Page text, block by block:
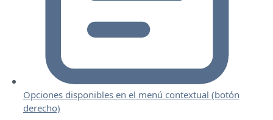
Opciones disponibles en el menú contextual (botón
derecho)